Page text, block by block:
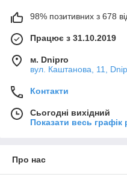
98% позитивних з 678
Працює з 31.10.2019
м. Dnipro
вул. Каштанова, 11,
Контакти
Сьогодні вихідний
Показати весь графік
Про нас